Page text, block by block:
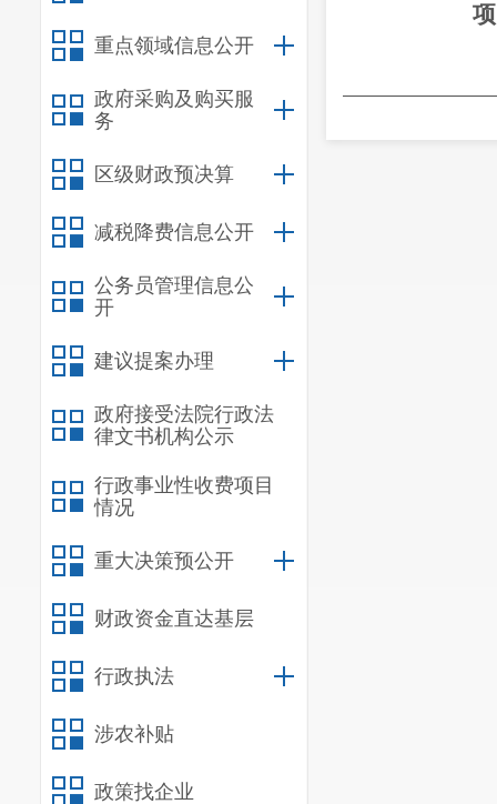
重点领域信息公开
政府采购及购买服
务
区级财政预决算
减税降费信息公开
公务员管理信息公
开
建议提案办理
政府接受法院行政法
律文书机构公示
行政事业性收费项目
情况
重大决策预公开
财政资金直达基层
行政执法
涉农补贴
政策找企业
项